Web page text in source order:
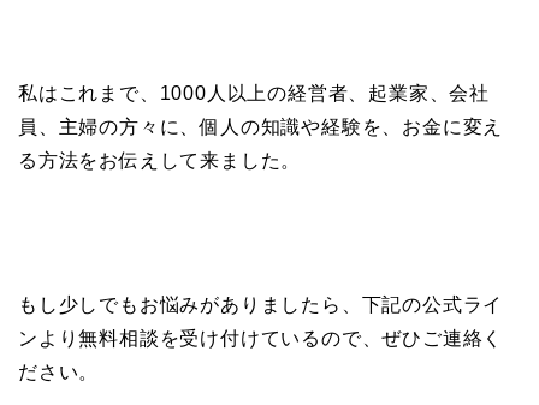
私はこれまで、1000人以上の経営者、起業家、会社
員、主婦の方々に、個人の知識や経験を、お金に変え
る方法をお伝えして来ました。
もし少しでもお悩みがありましたら、下記の公式ライ
ンより無料相談を受け付けているので、ぜひご連絡く
ださい。